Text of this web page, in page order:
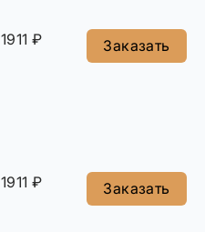
1911 ₽ Заказать
1911 ₽ Заказать